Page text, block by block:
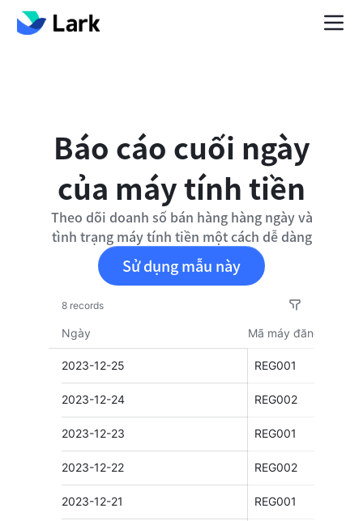
Báo cáo cuối ngày
của máy tính tiền
Theo dõi doanh số bán hàng hàng ngày và
tình trạng máy tính tiền một cách dễ dàng
Sử dụng mẫu này